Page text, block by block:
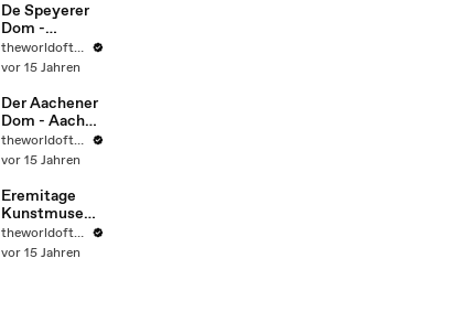
De Speyerer
Dom -
Deutschland -
UNESCO
e
theworldoftravel2
vor 15 Jahren
Der Aachener
Dom - Aachen
- Deutschland
- UNESCO
e
theworldoftravel2
vor 15 Jahren
Eremitage
Kunstmusee -
Sankt
Petersburg -
theworldoftravel2
vor 15 Jahren